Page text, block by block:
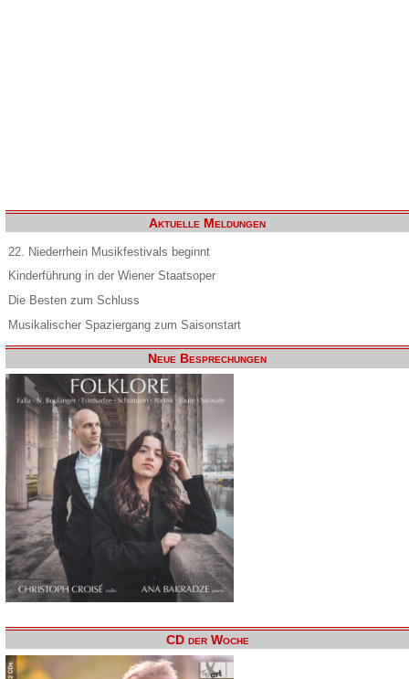
Aktuelle Meldungen
22. Niederrhein Musikfestivals beginnt
Kinderführung in der Wiener Staatsoper
Die Besten zum Schluss
Musikalischer Spaziergang zum Saisonstart
Neue Besprechungen
CD der Woche